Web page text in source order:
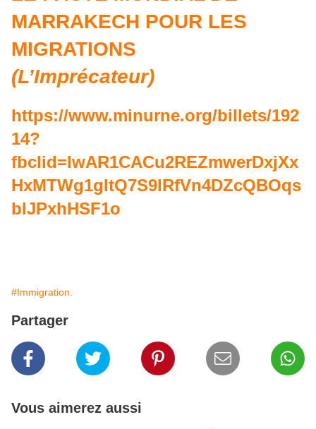
MARRAKECH POUR LES
MIGRATIONS
(L’Imprécateur)
https://www.minurne.org/billets/192
14?
fbclid=IwAR1CACu2REZmwerDxjXx
HxMTWg1gItQ7S9lRfVn4DZcQBOqs
blJPxhHSF1o
#Immigration.
Partager
Vous aimerez aussi